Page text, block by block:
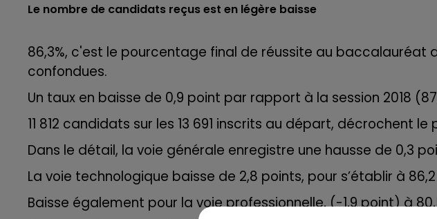
Le nombre de candidats reçus est en légère baisse
86,3%, c'est le pourcentage final de réussite au baccalauréat
confondues.
Un taux en baisse de 0,9 point par rapport à la session 2018
11 812 candidats sur les 13 691 inscrits au départ, décrochent le
Dans le détail, la voie générale enregistre une hausse de 0,3
La voie technologique baisse de 2,8 points, pour s’établir à 86,2
Baisse également pour la voie professionnelle, (-1,9 point) à